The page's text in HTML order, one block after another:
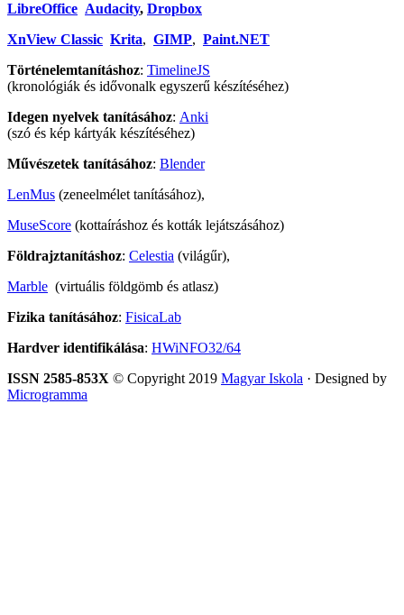
LibreOffice Audacity, Dropbox
XnView Classic Krita, GIMP, Paint.NET
Történelemtanításhoz: TimelineJS
(kronológiák és idővonalk egyszerű készítéséhez)
Idegen nyelvek tanításához: Anki
(szó és kép kártyák készítéséhez)
Művészetek tanításához: Blender
LenMus (zeneelmélet tanításához),
MuseScore (kottaíráshoz és kották lejátszásához)
Földrajztanításhoz: Celestia (világűr),
Marble (virtuális földgömb és atlasz)
Fizika tanításához: FisicaLab
Hardver identifikálása: HWiNFO32/64
ISSN 2585-853X © Copyright 2019 Magyar Iskola · Designed by
Microgramma